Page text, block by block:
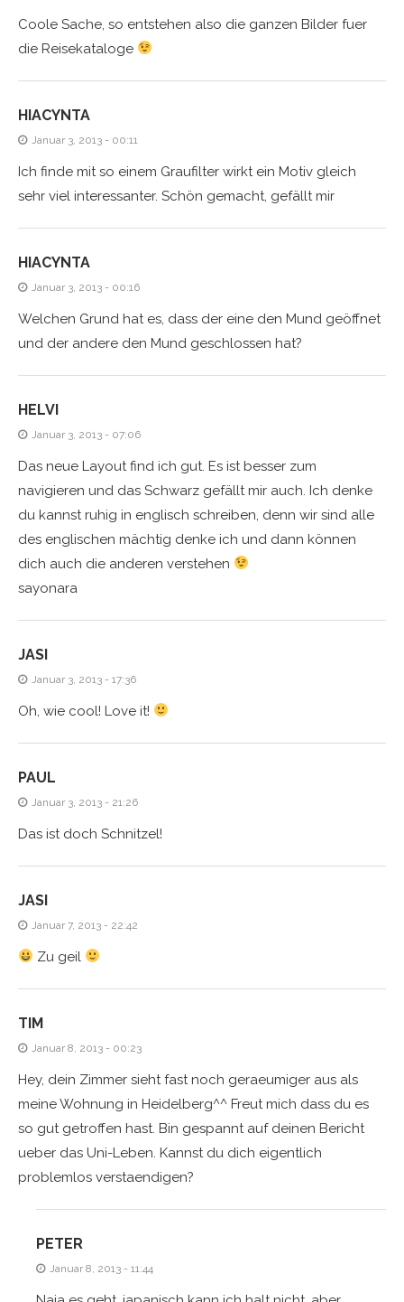
Coole Sache, so entstehen also die ganzen Bilder fuer
die Reisekataloge
HIACYNTA
Januar 3, 2013 - 00:11
Ich finde mit so einem Graufilter wirkt ein Motiv gleich
sehr viel interessanter. Schön gemacht, gefällt mir
HIACYNTA
Januar 3, 2013 - 00:16
Welchen Grund hat es, dass der eine den Mund geöffnet
und der andere den Mund geschlossen hat?
HELVI
Januar 3, 2013 - 07:06
Das neue Layout find ich gut. Es ist besser zum
navigieren und das Schwarz gefällt mir auch. Ich denke
du kannst ruhig in englisch schreiben, denn wir sind alle
des englischen mächtig denke ich und dann können
dich auch die anderen verstehen
sayonara
JASI
Januar 3, 2013 - 17:36
Oh, wie cool! Love it!
PAUL
Januar 3, 2013 - 21:26
Das ist doch Schnitzel!
JASI
Januar 7, 2013 - 22:42
Zu geil
TIM
Januar 8, 2013 - 00:23
Hey, dein Zimmer sieht fast noch geraeumiger aus als
meine Wohnung in Heidelberg^^ Freut mich dass du es
so gut getroffen hast. Bin gespannt auf deinen Bericht
ueber das Uni-Leben. Kannst du dich eigentlich
problemlos verstaendigen?
PETER
Januar 8, 2013 - 11:44